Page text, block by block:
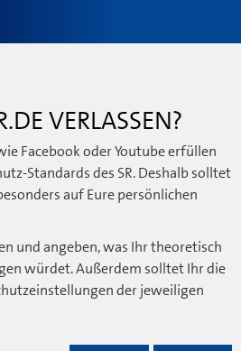
VERLASSEN?
Facebook oder Youtube erfüllen
Standards des SR. Deshalb solltet
auf Eure persönlichen
und angeben, was Ihr theoretisch
würdet. Außerdem solltet Ihr die
der jeweiligen